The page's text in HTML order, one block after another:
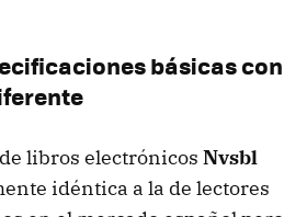
básicas con
libros electrónicos Nvsbl
idéntica a la de lectores